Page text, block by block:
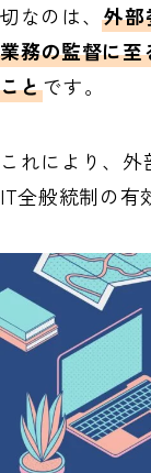
切なのは、外部
業務の監督に至
ことです。
これにより、外
IT全般統制の有